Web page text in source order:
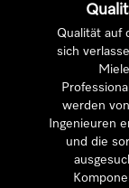
Qualität auf
sich
Miele
werden
Ingenieuren
und die